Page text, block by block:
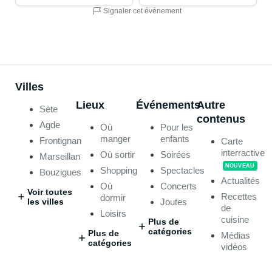
Signaler cet événement
Villes
Sète
Agde
Frontignan
Marseillan
Bouzigues
Voir toutes
les villes
Lieux
Où
manger
Où sortir
Shopping
Où
dormir
Loisirs
Plus de
catégories
Événements
Pour les
enfants
Soirées
Spectacles
Concerts
Joutes
Plus de
catégories
Autre
contenus
Carte
interractive
NOUVEAU
Actualités
Recettes
de
cuisine
Médias
vidéos